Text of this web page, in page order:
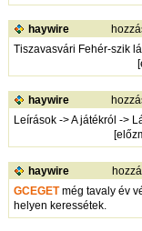
haywire
Tiszavasvári Fehér-szik
[
haywire
Leírások -> A játékról ->
[
haywire
GCEGETmég tavaly év
helyen keressétek.